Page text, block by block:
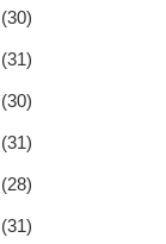
(30)
(31)
(30)
(31)
(28)
(31)